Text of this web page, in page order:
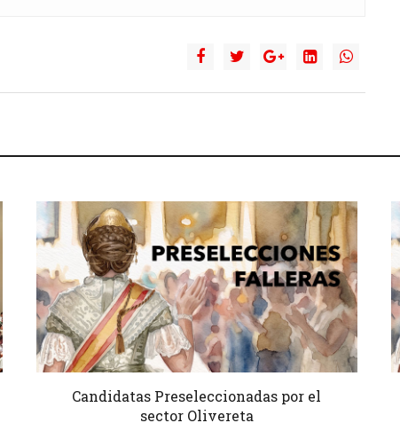
Candidatas Preseleccionadas por el
sector Olivereta